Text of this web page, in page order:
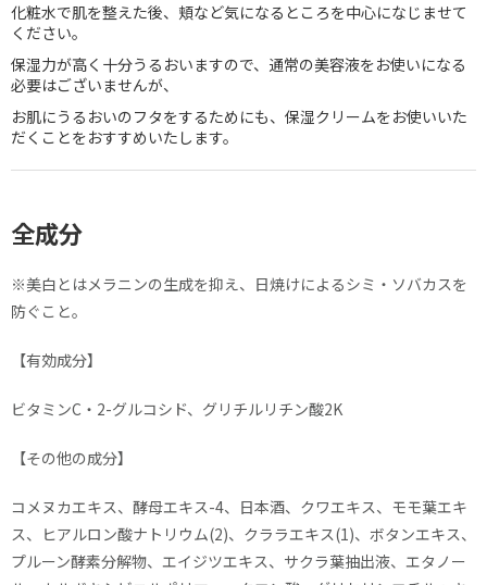
化粧水で肌を整えた後、頬など気になるところを中心になじませて
ください。
保湿力が高く十分うるおいますので、通常の美容液をお使いになる
必要はございませんが、
お肌にうるおいのフタをするためにも、保湿クリームをお使いいた
だくことをおすすめいたします。
全成分
※美白とはメラニンの生成を抑え、日焼けによるシミ・ソバカスを
防ぐこと。
【有効成分】
ビタミンC・2-グルコシド、グリチルリチン酸2K
【その他の成分】
コメヌカエキス、酵母エキス-4、日本酒、クワエキス、モモ葉エキ
ス、ヒアルロン酸ナトリウム(2)、クララエキス(1)、ボタンエキス、
プルーン酵素分解物、エイジツエキス、サクラ葉抽出液、エタノー